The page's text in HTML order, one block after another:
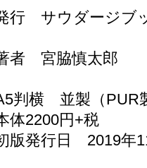
行 サウダージブ
者 宮脇慎太郎
判横 並製（PUR
体2200円+税
版発行日 2019年